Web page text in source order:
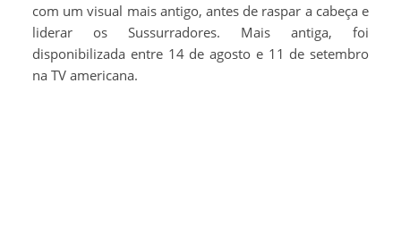
com um visual mais antigo, antes de raspar a cabeça e
liderar os Sussurradores. Mais antiga, foi
disponibilizada entre 14 de agosto e 11 de setembro
na TV americana.